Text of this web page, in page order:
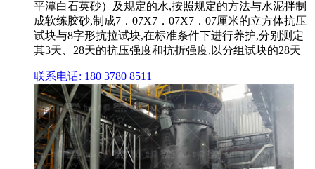
平潭白石英砂）及规定的水,按照规定的方法与水泥拌制
成软练胶砂,制成7．07X7．07X7．07厘米的立方体抗压
试块与8字形抗拉试块,在标准条件下进行养护,分别测定
其3天、28天的抗压强度和抗折强度,以分组试块的28天
联系电话: 180 3780 8511